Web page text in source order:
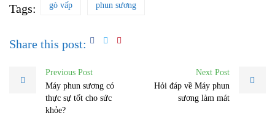
Tags: gò vấp phun sương
Share this post:
Previous Post
Máy phun sương có
thực sự tốt cho sức
khỏe?
Next Post
Hỏi đáp về Máy phun
sương làm mát